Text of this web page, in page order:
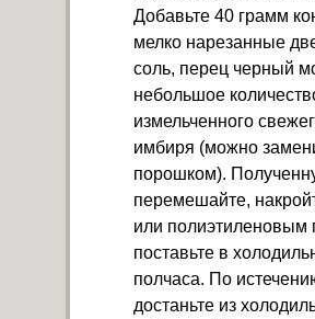
Добавьте 40 грамм
мелко нарезанные
соль, перец черный
небольшое
измельченного
имбиря (можно
порошком).
перемешайте,
или полиэтиленовым
поставьте в
полчаса. По
достаньте из